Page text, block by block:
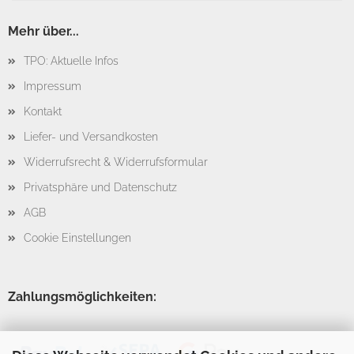
Mehr über...
TPO: Aktuelle Infos
Impressum
Kontakt
Liefer- und Versandkosten
Widerrufsrecht & Widerrufsformular
Privatsphäre und Datenschutz
AGB
Cookie Einstellungen
Zahlungsmöglichkeiten: